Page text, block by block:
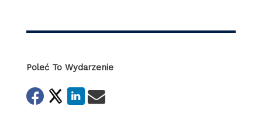
Poleć To Wydarzenie